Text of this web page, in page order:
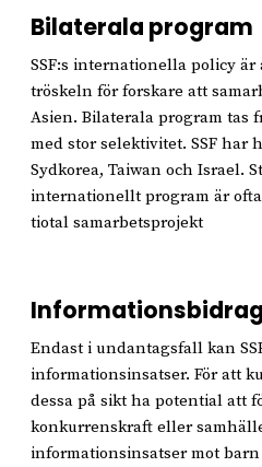
Bilaterala program
SSF:s internationella policy
tröskeln för forskare att
Asien. Bilaterala program tas
med stor selektivitet. SSF har
Sydkorea, Taiwan och Israel.
internationellt program är
tiotal samarbetsprojekt
Informationsbidrag
Endast i undantagsfall kan
informationsinsatser. För att
dessa på sikt ha potential att
konkurrenskraft eller
informationsinsatser mot